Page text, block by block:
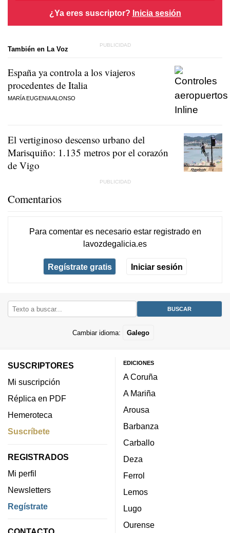
¿Ya eres suscriptor? Inicia sesión
También en La Voz
España ya controla a los viajeros
procedentes de Italia
MARÍA EUGENIA ALONSO
El vertiginoso descenso urbano del
Marisquiño: 1.135 metros por el corazón
de Vigo
Comentarios
Para comentar es necesario estar registradoen
lavozdegalicia.es
Regístrate gratis Iniciar sesión
Cambiar idioma: Galego
SUSCRIPTORES
Mi suscripción
Réplica en PDF
Hemeroteca
Suscríbete
REGISTRADOS
Mi perfil
Newsletters
Regístrate
EDICIONES
A Coruña
A Mariña
Arousa
Barbanza
Carballo
Deza
Ferrol
Lemos
Lugo
Ourense